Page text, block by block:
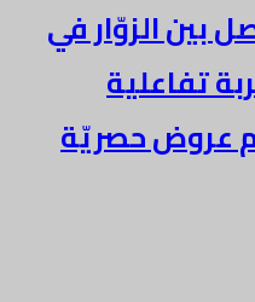
بين الزوّار في
تفاعلية
عروض حصريّة